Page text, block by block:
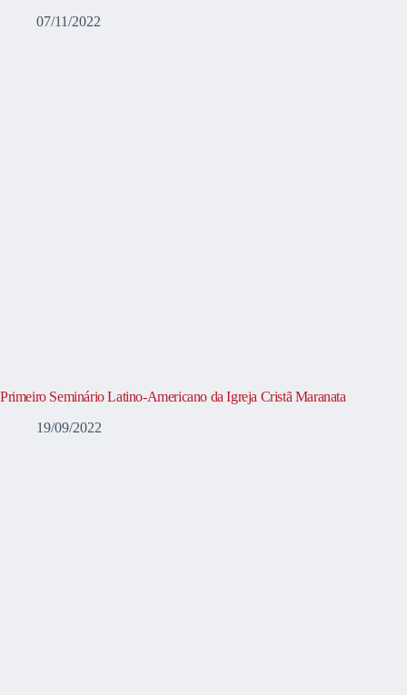
07/11/2022
Primeiro Seminário Latino-Americano da Igreja Cristã Maranata
19/09/2022